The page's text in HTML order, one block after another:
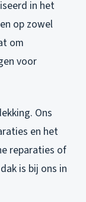
in het
op zowel
om
voor
Ons
en het
reparaties of
is bij ons in